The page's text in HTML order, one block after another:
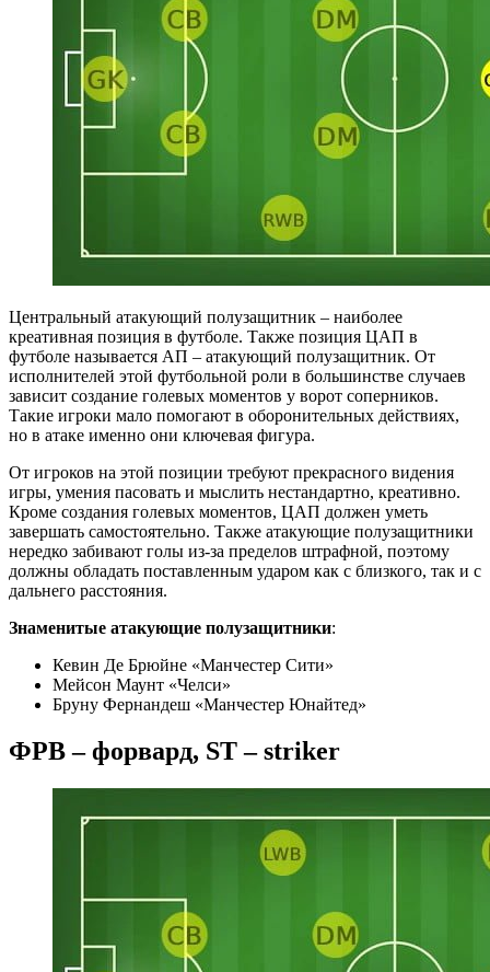
Центральный атакующий полузащитник – наиболее
креативная позиция в футболе. Также позиция ЦАП в
футболе называется АП – атакующий полузащитник. От
исполнителей этой футбольной роли в большинстве случаев
зависит создание голевых моментов у ворот соперников.
Такие игроки мало помогают в оборонительных действиях,
но в атаке именно они ключевая фигура.
От игроков на этой позиции требуют прекрасного видения
игры, умения пасовать и мыслить нестандартно, креативно.
Кроме создания голевых моментов, ЦАП должен уметь
завершать самостоятельно. Также атакующие полузащитники
нередко забивают голы из-за пределов штрафной, поэтому
должны обладать поставленным ударом как с близкого, так и с
дальнего расстояния.
Знаменитые атакующие полузащитники:
Кевин Де Брюйне «Манчестер Сити»
Мейсон Маунт «Челси»
Бруну Фернандеш «Манчестер Юнайтед»
ФРВ – форвард, ST – striker